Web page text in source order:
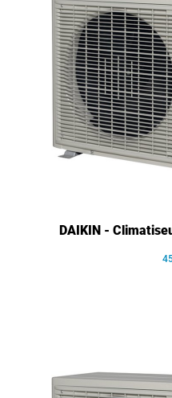
DAIKIN -